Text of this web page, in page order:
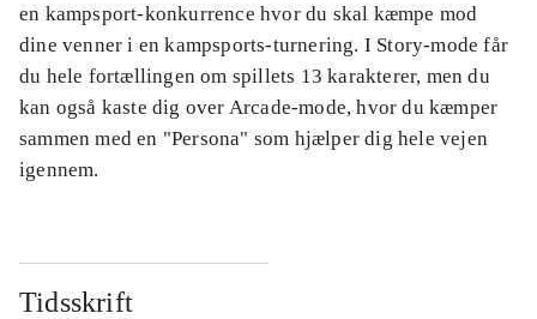
en kampsport-konkurrence hvor du skal kæmpe mod
dine venner i en kampsports-turnering. I Story-mode får
du hele fortællingen om spillets 13 karakterer, men du
kan også kaste dig over Arcade-mode, hvor du kæmper
sammen med en "Persona" som hjælper dig hele vejen
igennem.
Tidsskrift